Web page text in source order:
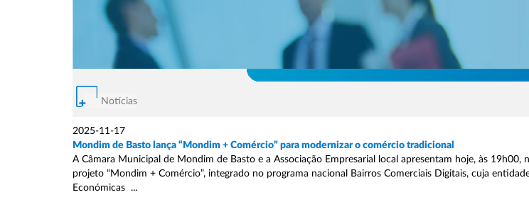
Notícias
2025-11-17
Mondim de Basto lança “Mondim + Comércio” para modernizar o comércio tradicional
A Câmara Municipal de Mondim de Basto e a Associação Empresarial local apresentam hoje, às 19h00,
projeto “Mondim + Comércio”, integrado no programa nacional Bairros Comerciais Digitais, cuja
Económicas ...